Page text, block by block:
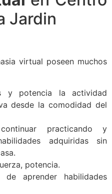
Jardin
virtual poseen muchos
y potencia la actividad
desde la comodidad del
practicando y
adquiridas sin
potencia.
aprender habilidades